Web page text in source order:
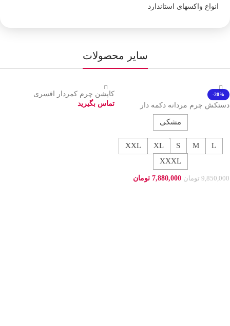
انواع واکسهای استاندارد
سایر محصولات
-20%
دستکش چرم مردانه دکمه دار
مشکی
L
M
S
XL
XXL
XXXL
9,850,000 تومان 7,880,000 تومان
کاپشن چرم کمردار افسری
تماس بگیرید